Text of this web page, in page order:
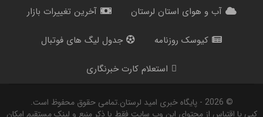
آب و هوای استان لرستان آخرین تغییرات بازار
کیوسک روزنامه جدول لیگ های فوتبال
استعلام کارت خبرنگاری
© 2026 - پایگاه خبری اميد لرستان.تمامی حقوق محفوظ است.
کپی یا اقتباس از محتوای این وب سایت فقط با ذکر منبع و لینک مستقیم امکان